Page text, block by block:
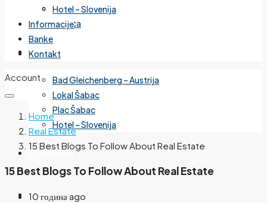
Mirijevo
Banjica
Izdvojeno
Bad Gleichenberg – Austrija
Lokal Šabac
Plac Šabac
Hotel – Slovenija
Informacije
Banke
Hotel – Slovenija
Informacije
Banke
Kontakt
Account
Home
Real Estate
15 Best Blogs To Follow About Real Estate
15 Best Blogs To Follow About Real Estate
10 година ago